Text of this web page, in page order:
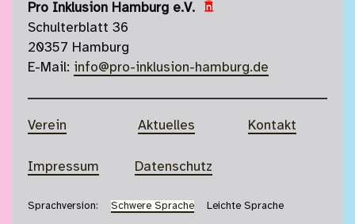
Pro Inklusion Hamburg e.V.
Schulterblatt 36
20357 Hamburg
E-Mail: info@pro-inklusion-hamburg.de
Verein Aktuelles Kontakt
Impressum Datenschutz
Sprachversion: Schwere Sprache Leichte Sprache